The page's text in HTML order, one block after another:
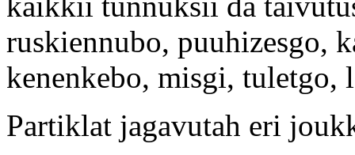
ruskiennubo, puuhizesgo,
kenenkebo, misgi, tuletgo,
Partiklat jagavutah eri